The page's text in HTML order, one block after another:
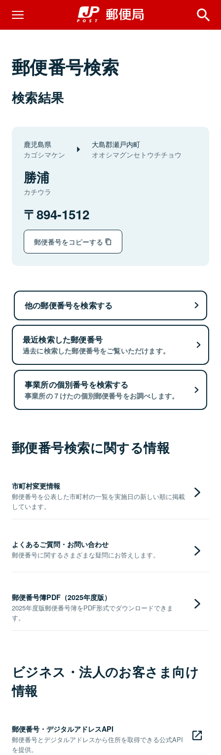
郵便番号検索
検索結果
鹿児島県
カゴシマケン
大島郡瀬戸内町
オオシマグンセトウチチョウ
勝浦
カチウラ
894-1512
郵便番号をコピーする
他の郵便番号を検索する
最近検索した郵便番号
過去に検索した郵便番号をご覧いただけます。
事業所の個別番号を検索する
事業所の７けたの個別郵便番号をお調べします。
郵便番号検索に関する情報
市町村変更情報
郵便番号を公表した市町村の一覧を実施日の新しい順に掲載
しています。
よくあるご質問・お問い合わせ
郵便番号に関するさまざまな疑問にお答えします。
郵便番号簿PDF（2025年度版）
2025年度版郵便番号簿をPDF形式でダウンロードできま
す。
ビジネス・法人のお客さま向け
情報
郵便番号・デジタルアドレスAPI
郵便番号とデジタルアドレスから住所を取得できる公式API
を提供。